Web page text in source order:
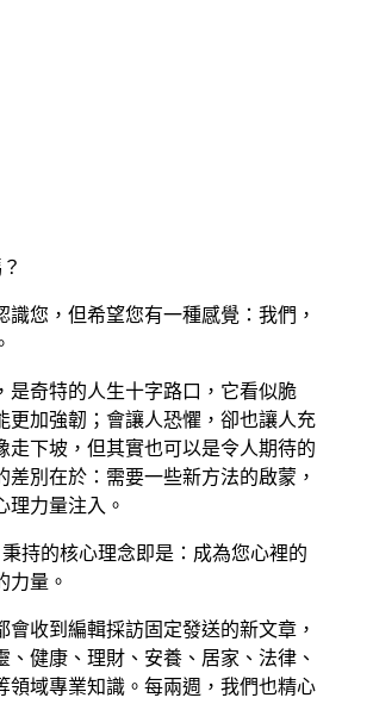
識您，但希望您有一種感覺：我們，
是奇特的人生十字路口，它看似脆
更加強韌；會讓人恐懼，卻也讓人充
走下坡，但其實也可以是令人期待的
差別在於：需要一些新方法的啟蒙，
理力量注入。
持的核心理念即是：成為您心裡的
力量。
會收到編輯採訪固定發送的新文章，
、健康、理財、安養、居家、法律、
領域專業知識。每兩週，我們也精心